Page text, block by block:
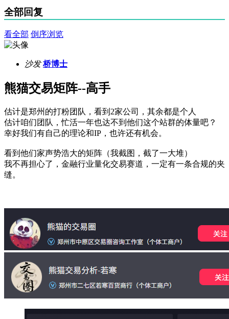
全部回复
看全部 倒序浏览
沙发 桥博士
熊猫交易矩阵--高手
估计是郑州的打粉团队，看到2家公司，其余都是个人
估计咱们团队，忙活一年也达不到他们这个站群的体量吧？
幸好我们有自己的理论和IP，也许还有机会。
看到他们家声势浩大的矩阵（我截图，截了一大堆）
我不再担心了，金融行业量化交易赛道，一定有一条合规的夹
缝。